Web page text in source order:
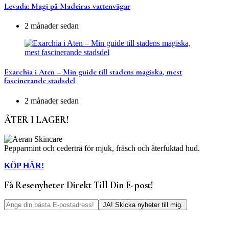
Levada: Magi på Madeiras vattenvägar
2 månader sedan
Exarchia i Aten – Min guide till stadens magiska, mest
fascinerande stadsdel
2 månader sedan
ÅTER I LAGER!
Pepparmint och cederträ för mjuk, fräsch och återfuktad hud.
KÖP HÄR!
Få Resenyheter Direkt Till Din E-post!